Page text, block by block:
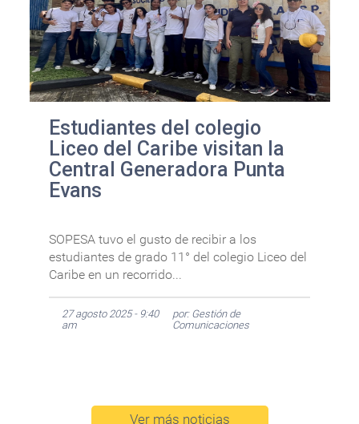
Estudiantes del colegio
Liceo del Caribe visitan la
Central Generadora Punta
Evans
SOPESA tuvo el gusto de recibir a los
estudiantes de grado 11° del colegio Liceo del
Caribe en un recorrido...
27 agosto 2025 - 9:40
am
por: Gestión de
Comunicaciones
Ver más noticias